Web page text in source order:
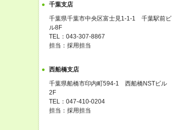
千葉支店
千葉県千葉市中央区富士見1-1-1 千葉駅前ビ
ル8F
TEL：043-307-8867
担当：採用担当
西船橋支店
千葉県船橋市印内町594-1 西船橋NSTビル
2F
TEL：047-410-0204
担当：採用担当